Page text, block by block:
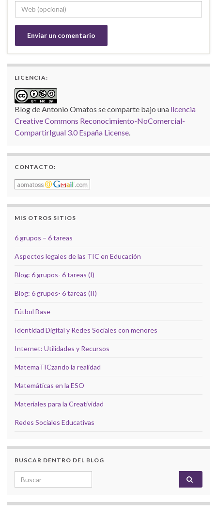
LICENCIA:
Blog de Antonio Omatos se comparte bajo una licencia
Creative Commons Reconocimiento-NoComercial-
CompartirIgual 3.0 España License
CONTACTO:
MIS OTROS SITIOS
6 grupos – 6 tareas
Aspectos legales de las TIC en Educación
Blog: 6 grupos- 6 tareas (I)
Blog: 6 grupos- 6 tareas (II)
Fútbol Base
Identidad Digital y Redes Sociales con menores
Internet: Utilidades y Recursos
MatemaTICzando la realidad
Matemáticas en la ESO
Materiales para la Creatividad
Redes Sociales Educativas
BUSCAR DENTRO DEL BLOG
Search for: